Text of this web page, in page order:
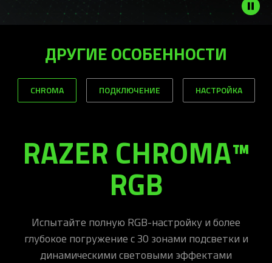
ДРУГИЕ ОСОБЕННОСТИ
CHROMA ПОДКЛЮЧЕНИЕ НАСТРОЙКА
RAZER CHROMA™
RGB
Испытайте полную RGB-настройку и более
глубокое погружение с 30 зонами подсветки и
динамическими световыми эффектами